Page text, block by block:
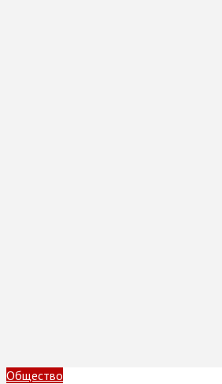
Общество